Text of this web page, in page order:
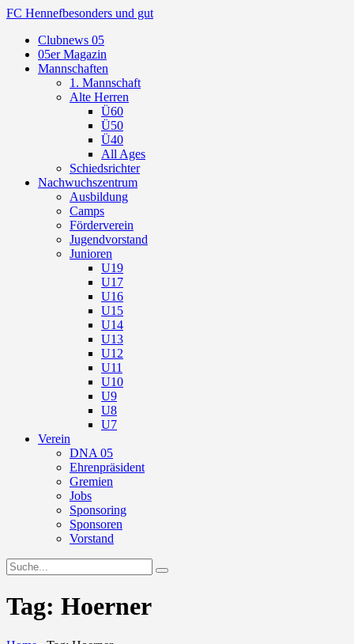
FC Hennefbesonders und gut
Clubnews 05
05er Magazin
Mannschaften
1. Mannschaft
Alte Herren
Ü60
Ü50
Ü40
All Ages
Schiedsrichter
Nachwuchszentrum
Ausbildung
Camps
Förderverein
Jugendvorstand
Junioren
U19
U17
U16
U15
U14
U13
U12
U11
U10
U9
U8
U7
Verein
DNA 05
Ehrenpräsident
Gremien
Jobs
Sponsoring
Sponsoren
Vorstand
Tag: Hoerner